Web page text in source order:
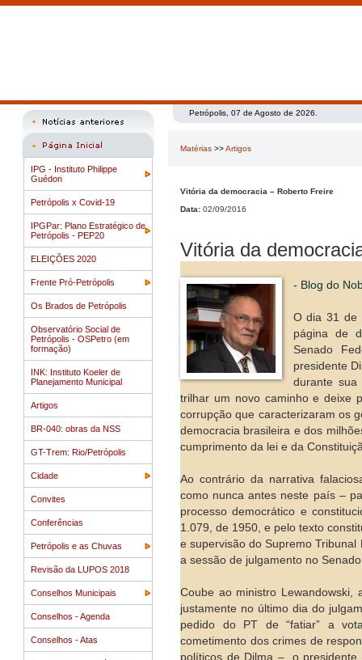
IPG - Instituto Philippe
Guédon
Petrópolis x Covid-19
IPGPar: Plano Estratégico de
Petrópolis - PEP20
ELEIÇÕES 2020
Frente Pró-Petrópolis
Os Brados de Petrópolis
Observatório Social de
Petrópolis - OSPetro (em
formação)
INK: Instituto Koeler de
Planejamento Municipal
Artigos
BR-040: obras da NSS
GT-Trem: Rio/Petrópolis
Cidade
Convites
Conferências
Petrópolis e as Chuvas
Revisão da LUPOS 2018
Conselhos Municipais
Conselhos - Agenda
Conselhos - Atas
Petrópolis, 07 de Agosto de 2026.
Matérias >>Artigos
Vitória da democracia – Roberto Freire
Data: 02/09/2016
Vitória da
- Blog do
O dia 31 de
página de
Senado
presidente
durante
trilhar um novo caminho e deixe
corrupção que caracterizaram os
democracia brasileira e dos
cumprimento da lei e da
Ao contrário da narrativa
como nunca antes neste país –
processo democrático e
1.079, de 1950, e pelo texto
e supervisão do Supremo
a sessão de julgamento no
Coube ao ministro
justamente no último dia do
pedido do PT de “fatiar” a
cometimento dos crimes de
políticos de Dilma –, o